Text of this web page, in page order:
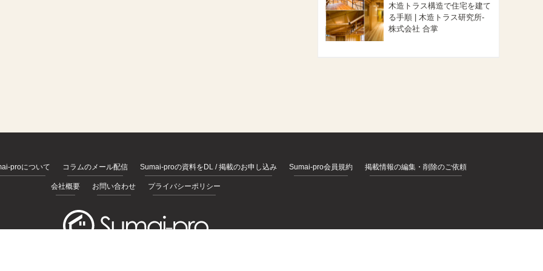
木造トラス構造で住宅を建て
る手順 | 木造トラス研究所-
株式会社 合掌
proについて コラムのメール配信 Sumai-proの資料をDL / 掲載のお申し込み Sumai-pro会員規約 掲載情報の編集・削除のご依頼
会社概要 お問い合わせ プライバシーポリシー